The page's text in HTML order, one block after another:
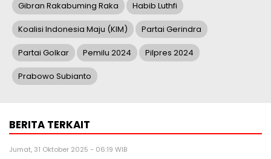
BERITA TERBARU
Pers Rilis
16th Worldwide Chinese Life Insurance
Congress & International Dragon
Award (IDA) Annual Conference 2026
Pers Rilis
Himel Hadirkan Visi Hunian Modern